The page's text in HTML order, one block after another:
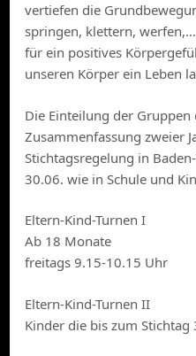
vertiefen die
springen, klettern,
für ein positives
unseren Körper ein Leben
Die Einteilung der
Zusammenfassung zweier
Stichtagsregelung in
30.06. wie in Schule und
Eltern-Kind-Turnen I
Ab 18 Monate
freitags 9.15-10.15 Uhr
Eltern-Kind-Turnen II
Kinder die bis zum Stichtag